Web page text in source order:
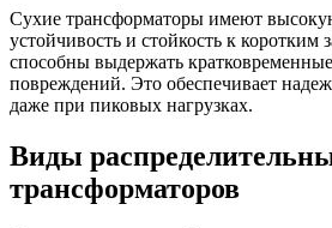
Сухие трансформаторы имеют
устойчивость и стойкость к
способны выдержать
повреждений. Это обеспечивает
даже при пиковых нагрузках.
Виды
трансформаторов